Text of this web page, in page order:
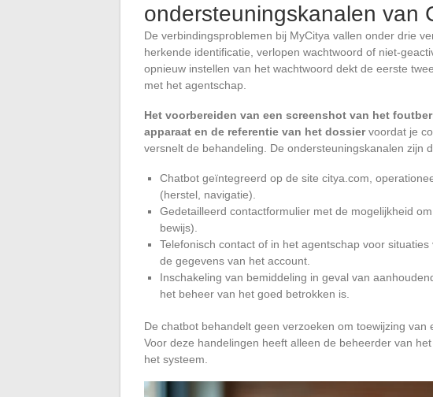
ondersteuningskanalen van
De verbindingsproblemen bij MyCitya vallen onder drie
herkende identificatie, verlopen wachtwoord of niet-
opnieuw instellen van het wachtwoord dekt de eerste
met het agentschap.
Het voorbereiden van een screenshot van het
apparaat en de referentie van het dossiervoordat je
versnelt de behandeling. De ondersteuningskanalen zijn
Chatbot geïntegreerd op de site citya.com,
(herstel, navigatie).
Gedetailleerd contactformulier met de mogelijkheid
bewijs).
Telefonisch contact of in het agentschap voor
de gegevens van het account.
Inschakeling van bemiddeling in geval van
het beheer van het goed betrokken is.
De chatbot behandelt geen verzoeken om toewijzing van
Voor deze handelingen heeft alleen de beheerder van
het systeem.